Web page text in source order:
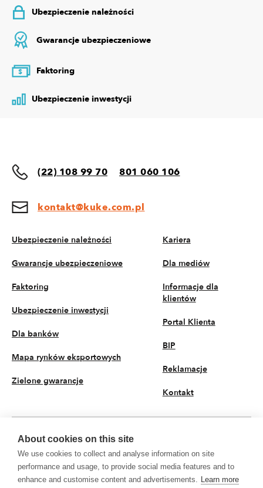
Ubezpieczenie należności
Gwarancje ubezpieczeniowe
$ Faktoring
Ubezpieczenie inwestycji
(22) 108 99 70 801 060 106
kontakt@kuke.com.pl
Ubezpieczenie należności
Gwarancje ubezpieczeniowe
Faktoring
Ubezpieczenie inwestycji
Dla banków
Mapa rynków eksportowych
Zielone gwarancje
Kariera
Dla mediów
Informacje dla
klientów
Portal Klienta
BIP
Reklamacje
Kontakt
© 2026 KUKE S.A. Wszystkie prawa zastrzeżone
Polityka prywatności
Przetwarzanie danych osobowych
PL
About cookies on this site
We use cookies to collect and analyse information on site
performance and usage, to provide social media features and to
enhance and customise content and advertisements. Learn more